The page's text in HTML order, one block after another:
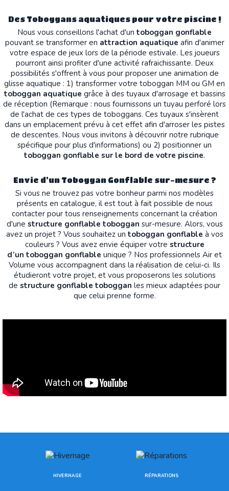
Des Toboggans aquatiques pour votre piscine !
Nous vous conseillons l'achat d'un toboggan gonflable
pouvant se transformer en attraction aquatique afin d'animer
votre espace de jeux lors de la période estivale. Les joueurs
pourront ainsi profiter d'une activité rafraichissante. Deux
possibilités s'offrent à vous pour proposer une animation de
glisse aquatique : 1) transformer votre toboggan MM ou GM en
toboggan aquatique grâce à des tuyaux d'arrosage et bassins
de réception (Remarque : nous fournissons un tuyau perforé lors
de l'achat de ces types de toboggans. Ces tuyaux s'insèrent
dans un emplacement prévu à cet effet afin d'arroser les pistes
de descentes. Nous vous invitons à découvrir notre rubrique
spécifique pour plus d'informations) ou 2) positionner un
toboggan gonflable sur le bord de votre piscine.
Envie d'un Toboggan Gonflable sur-mesure ?
Si vous ne trouvez pas votre bonheur parmi nos modèles
présents en catalogue, il est tout à fait possible de nous
contacter pour tous renseignements concernant la création
d'une structure gonflable toboggan sur-mesure. Alors, vous
avez un projet ? Vous souhaitez un toboggan gonflable à vos
couleurs ? Vous avez envie équiper votre structure
d’un toboggan gonflable unique ? Nos professionnels Air et
Volume vous accompagnent dans la réalisation de celui-ci. Ils
étudieront votre projet, et vous proposerons les solutions
de structure gonflable toboggan les mieux adaptées pour
que celui prenne forme.
HIVERNAGE RÉPARATIONS